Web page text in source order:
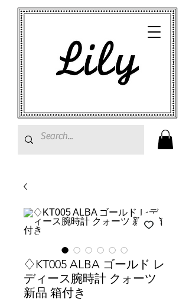
♢KT005 ALBA ゴールド レ
ディース腕時計 クォーツ
新品 箱付き